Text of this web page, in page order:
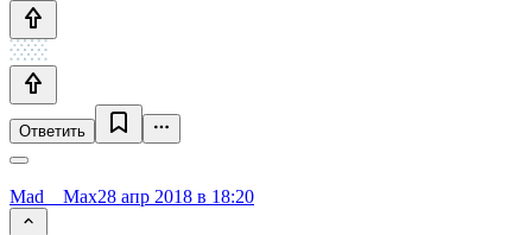
Ответить
Mad__Max28 апр 2018 в 18:20